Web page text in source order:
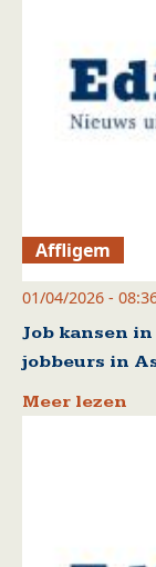
Affligem
01/04/2026 -
Job kansen
jobbeurs in
Meer lezen